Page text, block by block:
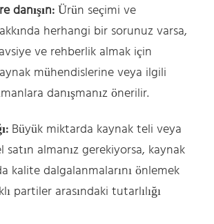
danışın:Ürün seçimi ve
herhangi bir sorunuz varsa,
ve rehberlik almak için
mühendislerine veya ilgili
danışmanız önerilir.
Büyük miktarda kaynak teli veya
almanız gerekiyorsa, kaynak
kalite dalgalanmalarını önlemek
partiler arasındaki tutarlılığı